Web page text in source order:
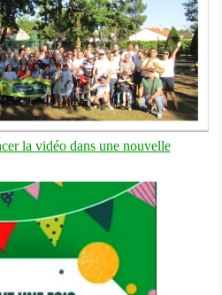
la vidéo dans une nouvelle